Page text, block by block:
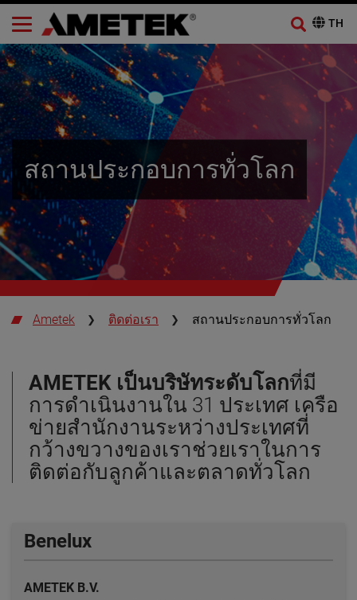
สถานประกอบการทั่วโลก
Ametek ติดต่อเรา สถานประกอบการทั่วโลก
AMETEK เป็นบริษัทระดับโลกที่มี
การดำเนินงานใน 31 ประเทศ เครือ
ข่ายสำนักงานระหว่างประเทศที่
กว้างขวางของเราช่วยเราในการ
ติดต่อกับลูกค้าและตลาดทั่วโลก
Benelux
AMETEK B.V.